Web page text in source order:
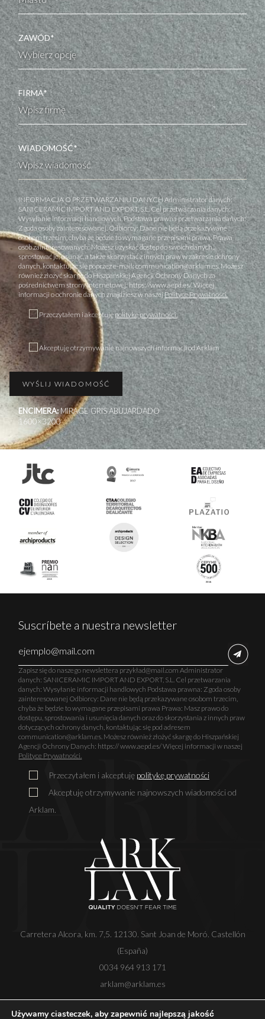
ENCIMERA:MIRAGE GRIS ABUJARDADO
1600×3200
ZAWÓD*
FIRMA*
WIADOMOŚĆ*
INFORMACJA O PRZETWARZANIU DANYCH Administrator danych:
SANICERAMIC IMPORT AND EXPORT, S.L. Cel przetwarzania danych:
Wysyłanie informacji handlowych. Podstawa prawna przetwarzania danych:
Zgoda osoby zainteresowanej. Odbiorcy: Dane nie będą przekazywane
osobom trzecim, chyba że będzie to wymagane przepisami prawa. Prawa
osób zainteresowanych: Możesz uzyskać dostęp do swoich danych,
sprostować je, usunąć, a także skorzystać z innych praw w zakresie ochrony
danych, kontaktując się poprzez e-mail: communication@arklam.es. Możesz
również złożyć skargę do Hiszpańskiej Agencji Ochrony Danych za
pośrednictwem strony internetowej: https://www.aepd.es/. Więcej
informacji o ochronie danych znajdziesz w naszejPolityce Prywatności.
Przeczytałem i akceptujępolitykę prywatności.
Akceptuję otrzymywanie najnowszych informacji od Arklam
Carretera Alcora, km. 7,5. 12130. Sant Joan de Moró. Castellón
(España)
0034 964 913 171
arklam@arklam.es
Suscríbete a nuestra newsletter
Zapisz się do naszego newslettera przykład@mail.com Administrator
danych: SANICERAMIC IMPORT AND EXPORT, S.L. Cel przetwarzania
danych: Wysyłanie informacji handlowych Podstawa prawna: Zgoda osoby
zainteresowanej Odbiorcy: Dane nie będą przekazywane osobom trzecim,
chyba że będzie to wymagane przepisami prawa Prawa: Masz prawo do
dostępu, sprostowania i usunięcia danych oraz do skorzystania z innych praw
dotyczących ochrony danych, kontaktując się pod adresem
communication@arklam.es. Możesz również złożyć skargę do Hiszpańskiej
Agencji Ochrony Danych: https:// www.aepd.es/ Więcej informacji w naszej
Polityce Prywatności.
Przeczytałem i akceptuję politykę prywatności
Akceptuję otrzymywanie najnowszych wiadomości od
Arklam.
Używamy ciasteczek, aby zapewnić najlepszą jakość